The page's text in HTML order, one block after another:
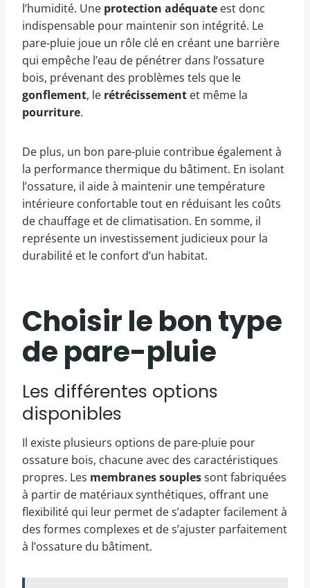
l’humidité. Une protection adéquate est donc
indispensable pour maintenir son intégrité. Le
pare-pluie joue un rôle clé en créant une barrière
qui empêche l’eau de pénétrer dans l’ossature
bois, prévenant des problèmes tels que le
gonflement, le rétrécissement et même la
pourriture.
De plus, un bon pare-pluie contribue également à
la performance thermique du bâtiment. En isolant
l’ossature, il aide à maintenir une température
intérieure confortable tout en réduisant les coûts
de chauffage et de climatisation. En somme, il
représente un investissement judicieux pour la
durabilité et le confort d’un habitat.
Choisir le bon type
de pare-pluie
Les différentes options
disponibles
Il existe plusieurs options de pare-pluie pour
ossature bois, chacune avec des caractéristiques
propres. Les membranes souplessont fabriquées
à partir de matériaux synthétiques, offrant une
flexibilité qui leur permet de s’adapter facilement à
des formes complexes et de s’ajuster parfaitement
à l’ossature du bâtiment.